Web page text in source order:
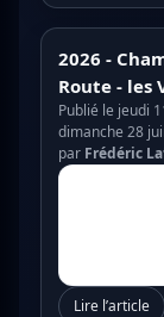
2026 -
Route - les
Publié le jeudi
dimanche 28
par Frédéric
Lire l’article